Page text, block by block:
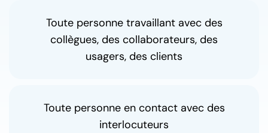
Toute personne travaillant avec des
collègues, des collaborateurs, des
usagers, des clients
Toute personne en contact avec des
interlocuteurs